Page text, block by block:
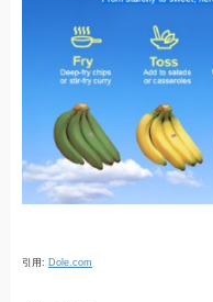
引用: Dole.com